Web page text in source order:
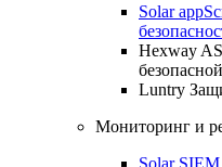
Solar
Hexway
Luntry
Мониторинг и
Solar SIEM